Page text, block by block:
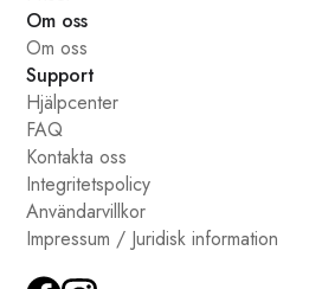
Om oss
Om oss
Support
Hjälpcenter
FAQ
Kontakta oss
Integritetspolicy
Användarvillkor
Impressum / Juridisk information